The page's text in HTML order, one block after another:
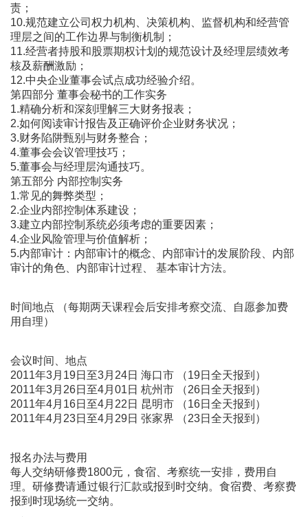
责；
10.规范建立公司权力机构、决策机构、监督机构和经营管
理层之间的工作边界与制衡机制；
11.经营者持股和股票期权计划的规范设计及经理层绩效考
核及薪酬激励；
12.中央企业董事会试点成功经验介绍。
第四部分 董事会秘书的工作实务
1.精确分析和深刻理解三大财务报表；
2.如何阅读审计报告及正确评价企业财务状况；
3.财务陷阱甄别与财务整合；
4.董事会会议管理技巧；
5.董事会与经理层沟通技巧。
第五部分 内部控制实务
1.常见的舞弊类型；
2.企业内部控制体系建设；
3.建立内部控制系统必须考虑的重要因素；
4.企业风险管理与价值解析；
5.内部审计：内部审计的概念、内部审计的发展阶段、内部
审计的角色、内部审计过程、 基本审计方法。
时间地点 （每期两天课程会后安排考察交流、自愿参加费
用自理）
会议时间、地点
2011年3月19日至3月24日 海口市 （19日全天报到）
2011年3月26日至4月01日 杭州市 （26日全天报到）
2011年4月16日至4月22日 昆明市 （16日全天报到）
2011年4月23日至4月29日 张家界 （23日全天报到）
报名办法与费用
每人交纳研修费1800元，食宿、考察统一安排，费用自
理。研修费请通过银行汇款或报到时交纳。食宿费、考察费
报到时现场统一交纳。